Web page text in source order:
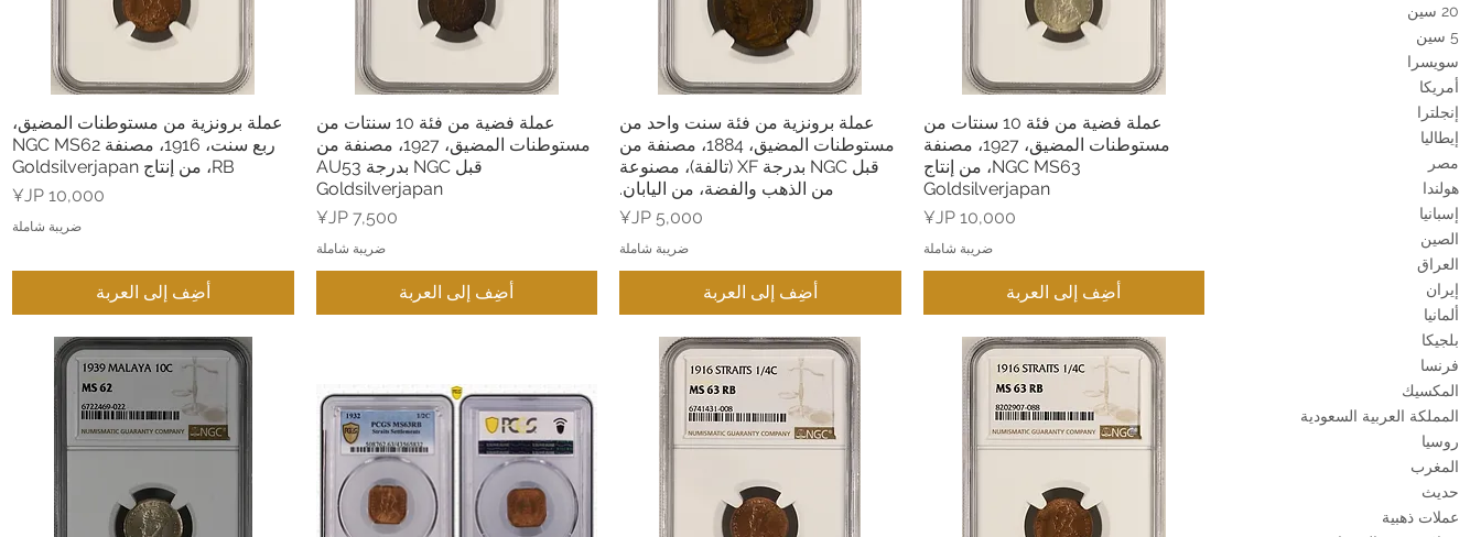
20 سين
5 سين
سويسرا
أمريكا
إنجلترا
إيطاليا
مصر
هولندا
إسبانيا
الصين
العراق
إيران
ألمانيا
بلجيكا
فرنسا
المكسيك
المملكة العربية السعودية
روسيا
المغرب
حديث
عملات ذهبية
العرض السريع
عملة فضية من فئة 10 سنتات من
مستوطنات المضيق، 1927، مصنفة
NGC MS63، من إنتاج
Goldsilverjapan
السعر
ضريبة شاملة
أضِف إلى العربة
العرض السريع
عملة برونزية من فئة سنت واحد من
مستوطنات المضيق، 1884، مصنفة من
قبل NGC بدرجة XF (تالفة)، مصنوعة
من الذهب والفضة، من اليابان.
السعر
ضريبة شاملة
أضِف إلى العربة
العرض السريع
عملة فضية من فئة 10 سنتات من
مستوطنات المضيق، 1927، مصنفة من
قبل NGC بدرجة AU53
Goldsilverjapan
السعر
ضريبة شاملة
أضِف إلى العربة
العرض السريع
عملة برونزية من مستوطنات المضيق،
ربع سنت، 1916، مصنفة NGC MS62
RB، من إنتاج Goldsilverjapan
السعر
ضريبة شاملة
أضِف إلى العربة